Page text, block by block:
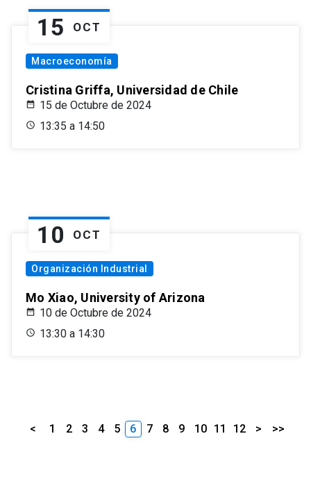
15 OCT
Macroeconomía
Cristina Griffa, Universidad de Chile
15 de Octubre de 2024
13:35 a 14:50
10 OCT
Organización Industrial
Mo Xiao, University of Arizona
10 de Octubre de 2024
13:30 a 14:30
< 1 2 3 4 5 6 7 8 9 10 11 12 > >>